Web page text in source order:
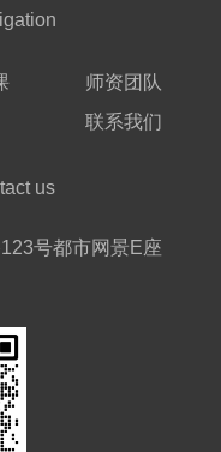
师资团队
联系我们
us
号都市网景E座